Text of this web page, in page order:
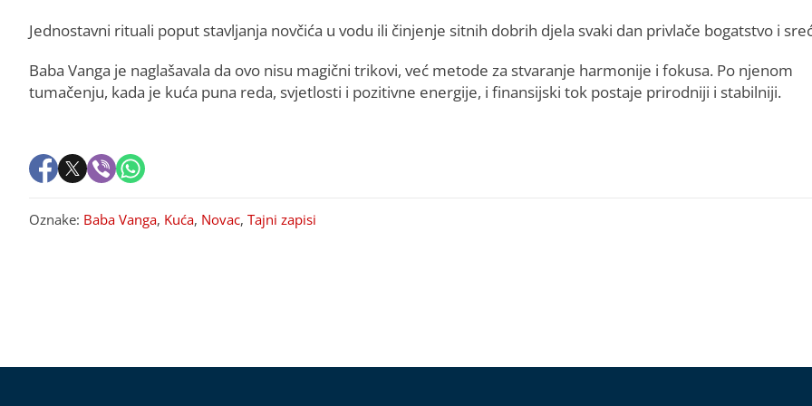
Jednostavni rituali poput stavljanja novčića u vodu ili činjenje sitnih dobrih djela svaki dan privlače bogatstvo i
Baba Vanga je naglašavala da ovo nisu magični trikovi, već metode za stvaranje harmonije i fokusa. Po njenom
tumačenju, kada je kuća puna reda, svjetlosti i pozitivne energije, i finansijski tok postaje prirodniji i stabilniji.
Oznake: Baba Vanga, Kuća, Novac, Tajni zapisi